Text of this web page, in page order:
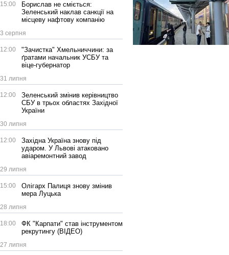
15:00
Борислав не сміється:
Зеленський наклав санкції на
місцеву нафтову компанію
3 серпня
12:00
"Зачистка" Хмельниччини: за
ґратами начальник УСБУ та
віце-губернатор
31 липня
12:00
Зеленський змінив керівництво
СБУ в трьох областях Західної
України
30 липня
12:00
Західна Україна знову під
ударом. У Львові атаковано
авіаремонтний завод
29 липня
15:00
Олігарх Палиця знову змінив
мера Луцька
28 липня
18:00
ФК "Карпати" став інструментом
рекрутингу (ВІДЕО)
27 липня